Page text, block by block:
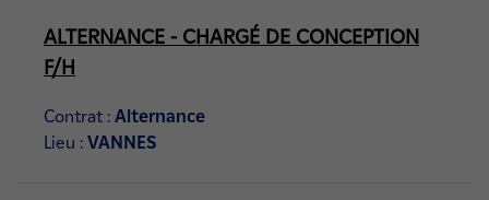
ALTERNANCE - CHARGÉ DE CONCEPTION
F/H
Contrat : Alternance
Lieu : VANNES